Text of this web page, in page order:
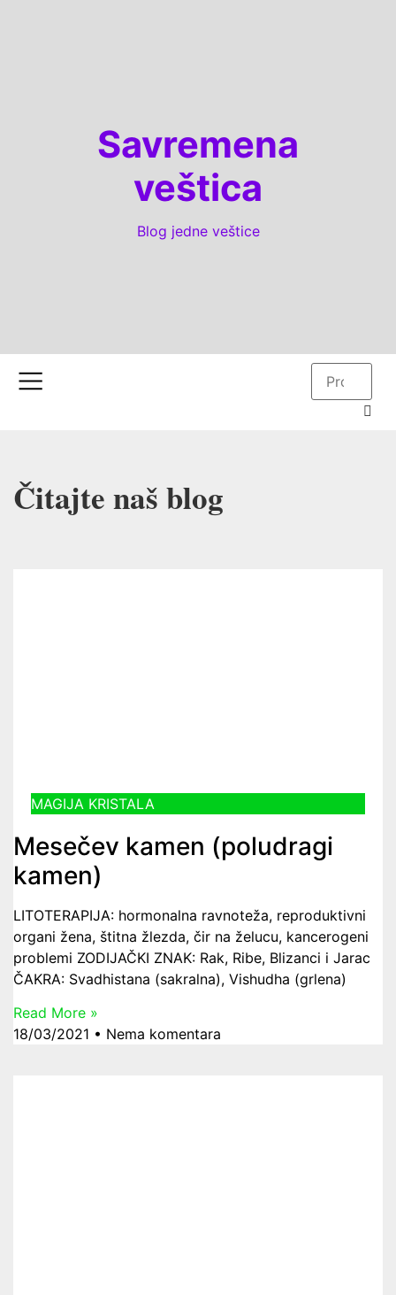
Savremena
veštica
Blog jedne veštice
Čitajte naš blog
MAGIJA KRISTALA
Mesečev kamen (poludragi
kamen)
LITOTERAPIJA: hormonalna ravnoteža, reproduktivni
organi žena, štitna žlezda, čir na želucu, kancerogeni
problemi ZODIJAČKI ZNAK: Rak, Ribe, Blizanci i Jarac
ČAKRA: Svadhistana (sakralna), Vishudha (grlena)
Read More »
18/03/2021
Nema komentara